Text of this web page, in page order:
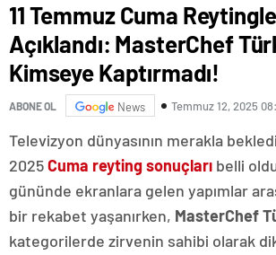
11 Temmuz Cuma
Açıklandı: MasterChef
Kimseye Kaptırmadı!
ABONE OL News Temmuz 12, 2025
Televizyon dünyasının merakla
2025Cuma reyting sonuçları belli
gününde ekranlara gelen yapımlar
bir rekabet yaşanırken, MasterChef
kategorilerde zirvenin sahibi olarak